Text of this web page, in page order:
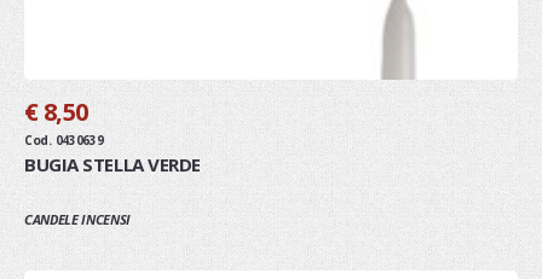
€ 8,50
Cod. 0430639
BUGIA STELLA VERDE
CANDELE INCENSI